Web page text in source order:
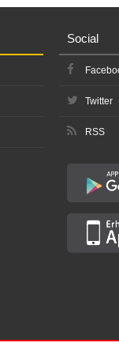
Social
Twitter
RSS